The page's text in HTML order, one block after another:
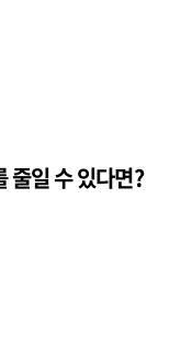
줄일 수 있다면?